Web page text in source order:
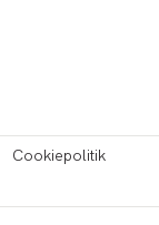
Cookiepolitik